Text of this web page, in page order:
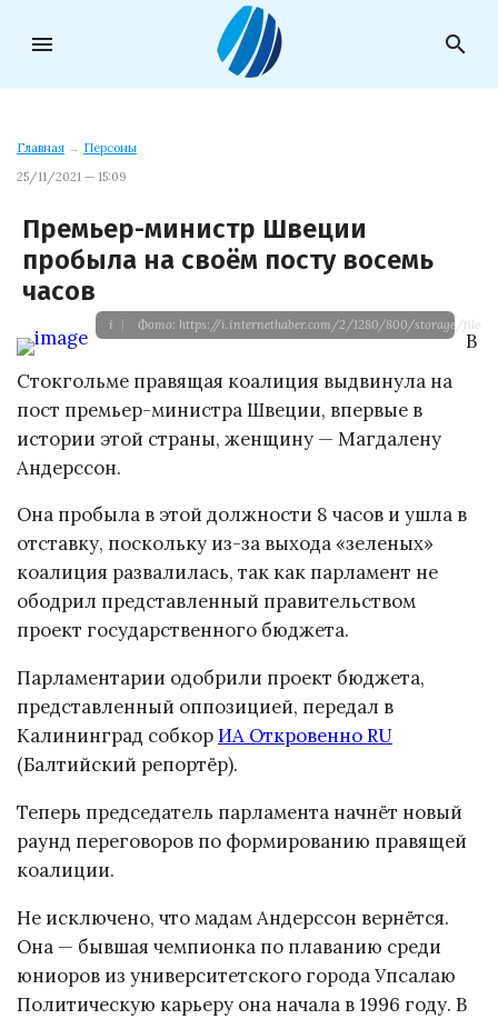
menu search
Главная → Персоны
25/11/2021 — 15:09
Премьер-министр Швеции
пробыла на своём посту восемь
часов
i | Фото: https://i.internethaber.com/2/1280/800/storage/files/
В
Стокгольме правящая коалиция выдвинула на
пост премьер-министра Швеции, впервые в
истории этой страны, женщину — Магдалену
Андерссон.
Она пробыла в этой должности 8 часов и ушла в
отставку, поскольку из-за выхода «зеленых»
коалиция развалилась, так как парламент не
ободрил представленный правительством
проект государственного бюджета.
Парламентарии одобрили проект бюджета,
представленный оппозицией, передал в
Калининград собкорИА Откровенно RU
(Балтийский репортёр).
Теперь председатель парламента начнёт новый
раунд переговоров по формированию правящей
коалиции.
Не исключено, что мадам Андерссон вернётся.
Она — бывшая чемпионка по плаванию среди
юниоров из университетского города Упсалаю
Политическую карьеру она начала в 1996 году. В